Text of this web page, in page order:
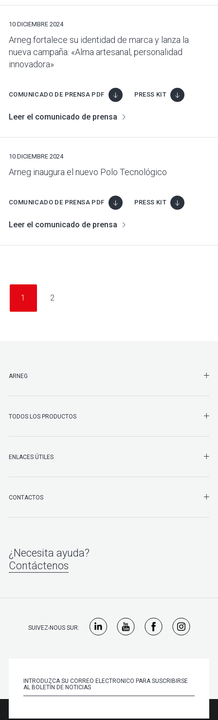
10 DICIEMBRE 2024
Arneg fortalece su identidad de marca y lanza la
nueva campaña: «Alma artesanal, personalidad
innovadora»
COMUNICADO DE PRENSA PDF PRESS KIT
Leer el comunicado de prensa
10 DICIEMBRE 2024
Arneg inaugura el nuevo Polo Tecnológico
COMUNICADO DE PRENSA PDF PRESS KIT
Leer el comunicado de prensa
1 2
ARNEG
TODOS LOS PRODUCTOS
ENLACES ÚTILES
CONTACTOS
¿Necesita ayuda?
Contáctenos
SUIVEZ-NOUS SUR: